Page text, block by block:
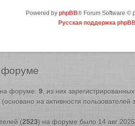
Powered by phpBB® Forum Software ©
Русская поддержка
форуме
форуме: 9 , из них
на активности пользователей
(2523) на форуме было 14 авг